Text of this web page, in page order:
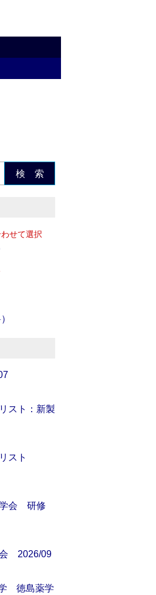
検 索
せて選択
スト：新製
リスト
学会 研修
2026/09
徳島薬学